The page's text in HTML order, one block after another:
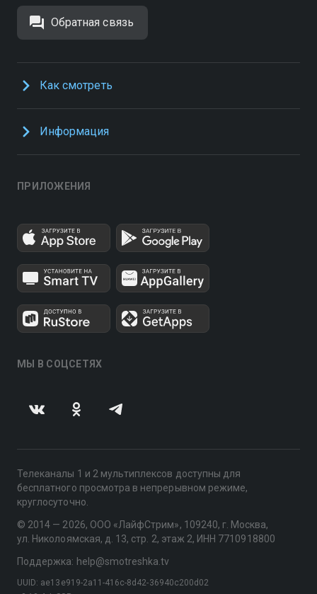
Обратная связь
Как смотреть
Информация
ПРИЛОЖЕНИЯ
МЫ В СОЦСЕТЯХ
Телеканалы 1 и 2 мультиплексов доступны для
бесплатного просмотра в непрерывном режиме,
круглосуточно.
© 2014 — 2026, ООО «ЛайфСтрим», 109240, г. Москва,
ул. Николоямская, д. 13, стр. 2, этаж 2, ИНН 7710918800
Поддержка: help@smotreshka.tv
UUID: ae13e919-2a11-416c-8d42-36940c200d02